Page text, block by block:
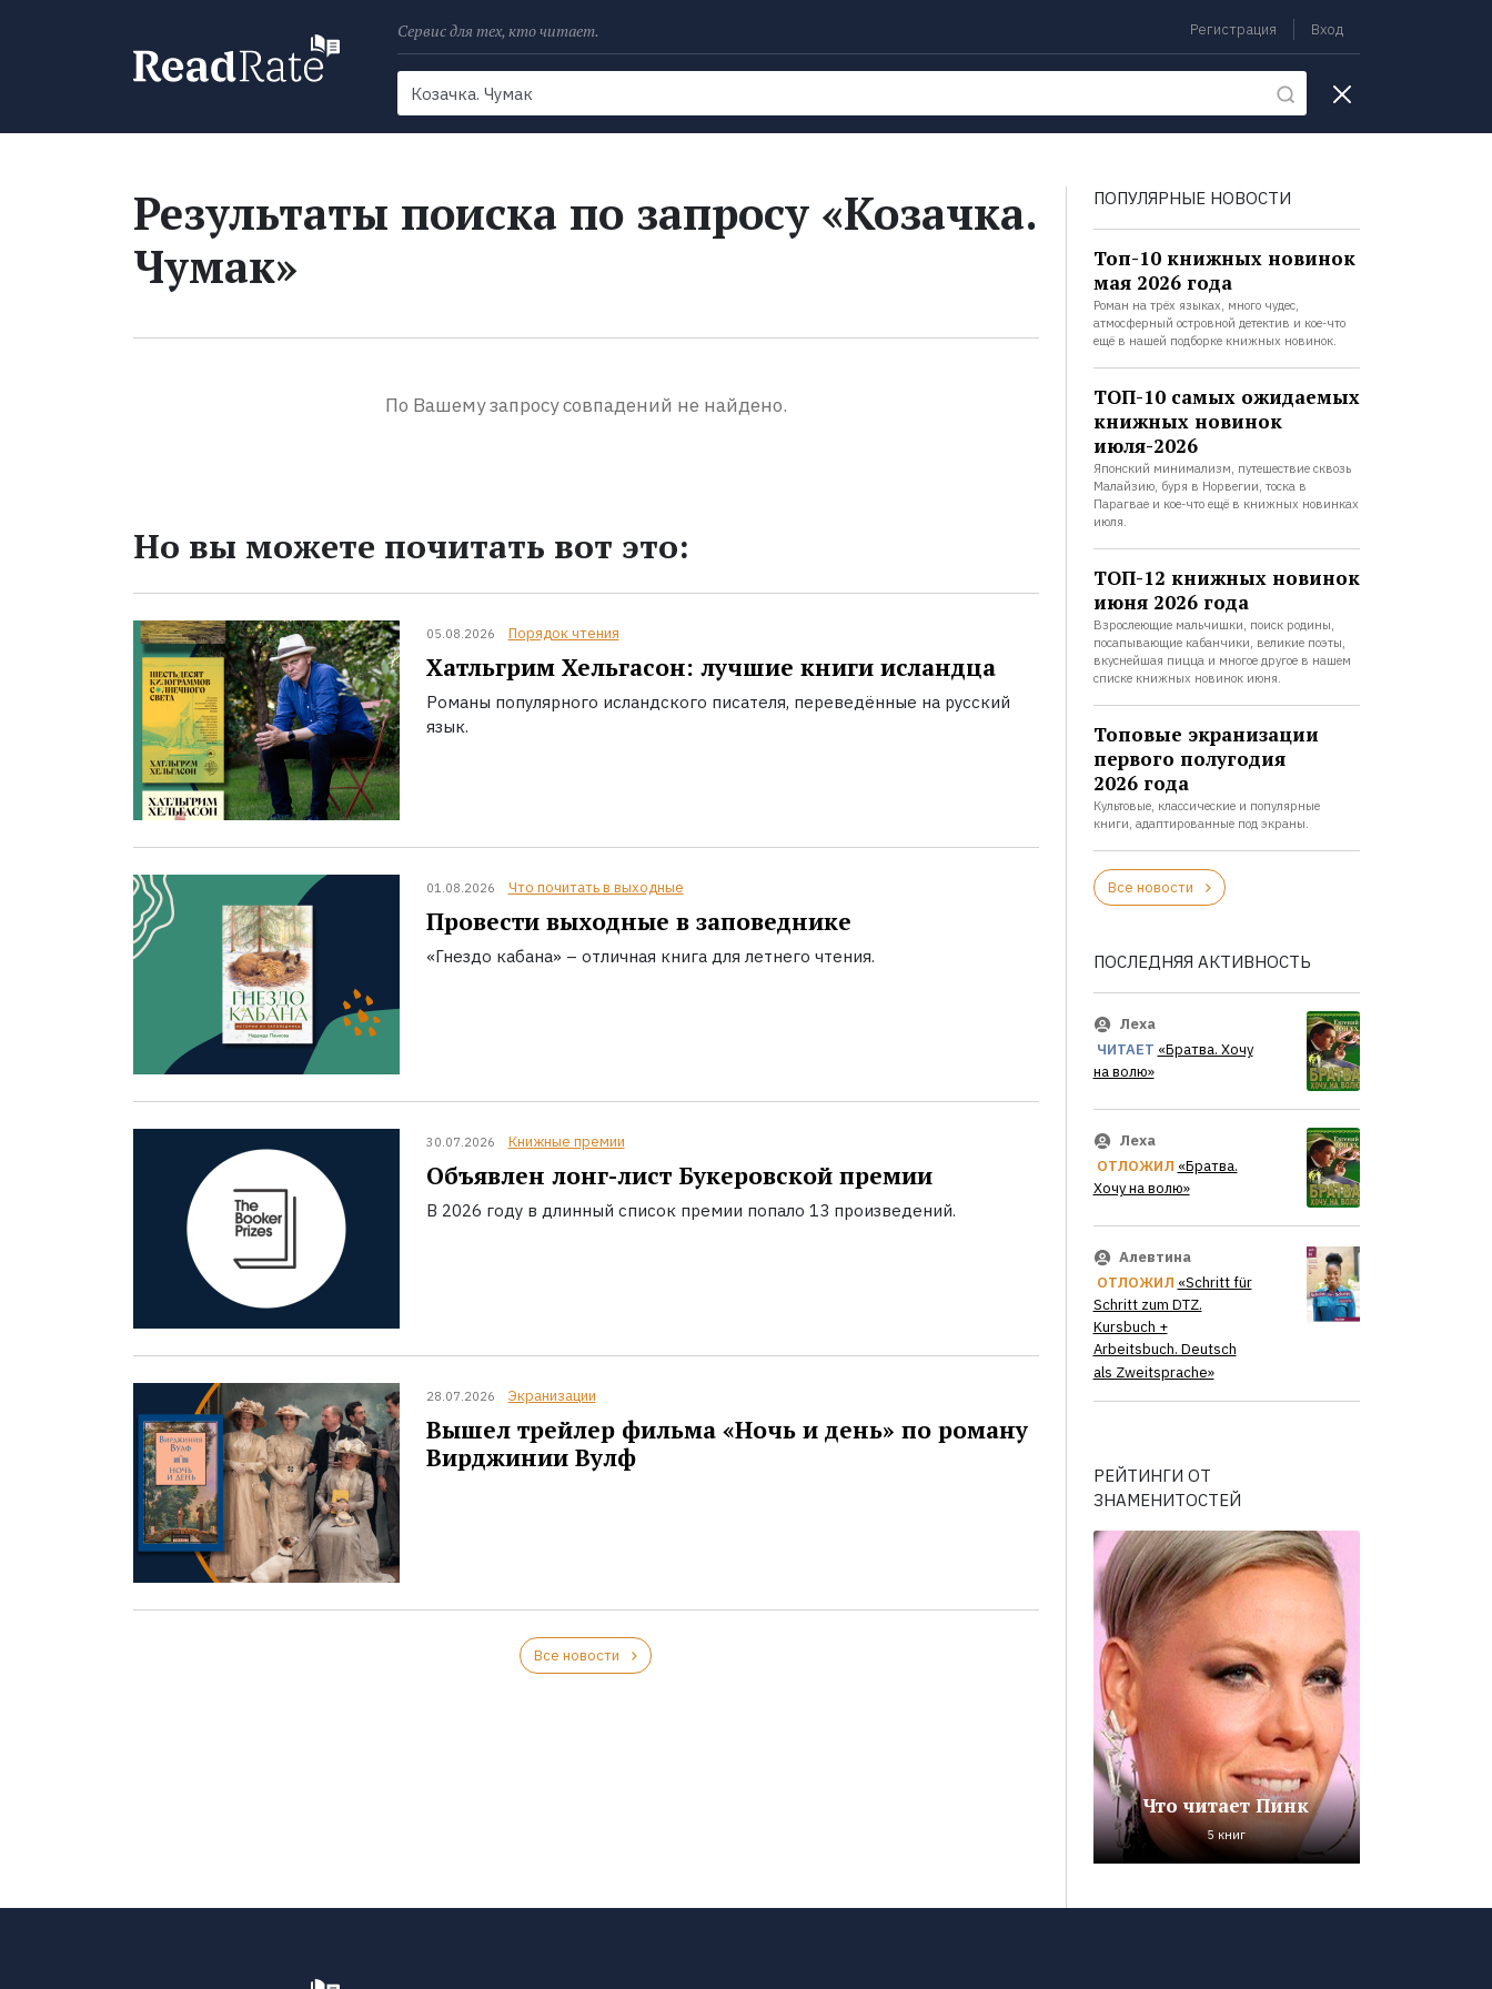
Сервис для тех, кто читает. Регистрация Вход
Поиск
Новости Рейтинги
Результаты поиска по запросу «Козачка.
Чумак»
По Вашему запросу совпадений не найдено.
Но вы можете почитать вот это:
05.08.2026 Порядок чтения
Хатльгрим Хельгасон: лучшие книги исландца
Романы популярного исландского писателя, переведённые на русский
язык.
01.08.2026 Что почитать в выходные
Провести выходные в заповеднике
«Гнездо кабана» – отличная книга для летнего чтения.
30.07.2026 Книжные премии
Объявлен лонг-лист Букеровской премии
В 2026 году в длинный список премии попало 13 произведений.
28.07.2026 Экранизации
Вышел трейлер фильма «Ночь и день» по роману
Вирджинии Вулф
Все новости
ПОПУЛЯРНЫЕ НОВОСТИ
Топ-10 книжных новинок
мая 2026 года
Роман на трёх языках, много чудес,
атмосферный островной детектив и кое-что
ещё в нашей подборке книжных новинок.
ТОП-10 самых ожидаемых
книжных новинок
июля-2026
Японский минимализм, путешествие сквозь
Малайзию, буря в Норвегии, тоска в
Парагвае и кое-что ещё в книжных новинках
июля.
ТОП-12 книжных новинок
июня 2026 года
Взрослеющие мальчишки, поиск родины,
посапывающие кабанчики, великие поэты,
вкуснейшая пицца и многое другое в нашем
списке книжных новинок июня.
Топовые экранизации
первого полугодия
2026 года
Культовые, классические и популярные
книги, адаптированные под экраны.
Все новости
ПОСЛЕДНЯЯ АКТИВНОСТЬ
Леха
ЧИТАЕТ «Братва. Хочу
на волю»
Леха
ОТЛОЖИЛ «Братва.
Хочу на волю»
Алевтина
ОТЛОЖИЛ «Schritt für
Schritt zum DTZ.
Kursbuch +
Arbeitsbuch. Deutsch
als Zweitsprache»
РЕЙТИНГИ ОТ
ЗНАМЕНИТОСТЕЙ
Что читает Пинк
5 книг